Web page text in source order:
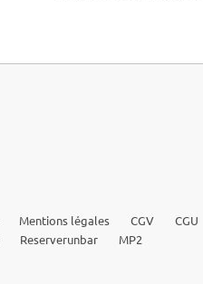
Mentions légales CGV CGU
Reserverunbar MP2